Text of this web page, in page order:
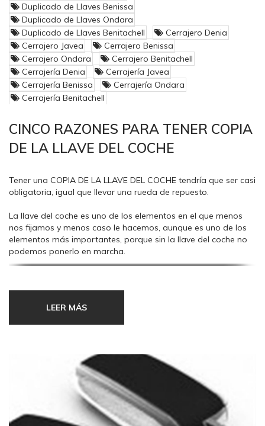
Duplicado de Llaves Benissa
Duplicado de Llaves Ondara
Duplicado de Llaves Benitachell
Cerrajero Denia
Cerrajero Javea
Cerrajero Benissa
Cerrajero Ondara
Cerrajero Benitachell
Cerrajería Denia
Cerrajería Javea
Cerrajería Benissa
Cerrajería Ondara
Cerrajería Benitachell
CINCO RAZONES PARA TENER COPIA
DE LA LLAVE DEL COCHE
Tener una COPIA DE LA LLAVE DEL COCHE tendría que ser casi
obligatoria, igual que llevar una rueda de repuesto.
La llave del coche es uno de los elementos en el que menos
nos fijamos y menos caso le hacemos, aunque es uno de los
elementos más importantes, porque sin la llave del coche no
podemos ponerlo en marcha.
Ha de tener siempre una COPIA
cinco RAZONES.
La PRIMERA RAZÓN para TENER UNA COPIA DE LA LLAVE DEL
COCHE, es obvia, sin llave usted nunca podrá poner el coche
en marcha, y por lo tanto, por mucho coche que tenga, sin
LEER MÁS